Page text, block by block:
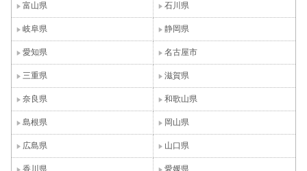
富山県 石川県
岐阜県 静岡県
愛知県 名古屋市
三重県 滋賀県
奈良県 和歌山県
島根県 岡山県
広島県 山口県